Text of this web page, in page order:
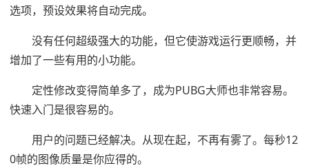
选项，预设效果将自动完成。
没有任何超级强大的功能，但它使游戏运行更顺畅，并
增加了一些有用的小功能。
定性修改变得简单多了，成为PUBG大师也非常容易。
快速入门是很容易的。
用户的问题已经解决。从现在起，不再有雾了。每秒12
0帧的图像质量是你应得的。